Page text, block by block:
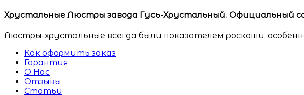
Хрустальные Люстры завода Гусь-Хрустальный. Официальный
Люстры-хрустальные всегда были показателем роскоши,
Как оформить заказ
Гарантия
О Нас
Отзывы
Статьи